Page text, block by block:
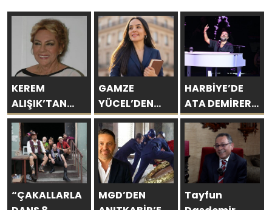
KEREM
ALIŞIK’TAN
ÇOLPAN
İLHAN’A
DUYGU YÜKLÜ
ŞİİR: “Bir Attila
İlhan şiirinden
çıkmıştı
GAMZE
YÜCEL’DEN
SEVGİYE
BİLİMSEL BAKIŞ
HARBİYE’DE
ATA DEMİRER
GAZİNOSU VE
BİNLERCE
KAHKAHA
“ÇAKALLARLA
MGD’DEN
Tayfun